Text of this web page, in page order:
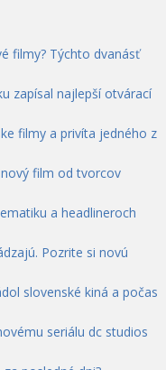
filmy? Týchto dvanásť
zapísal najlepší otvárací
filmy a privíta jedného z
film od tvorcov
a headlineroch
Pozrite si novú
slovenské kiná a počas
seriálu dc studios